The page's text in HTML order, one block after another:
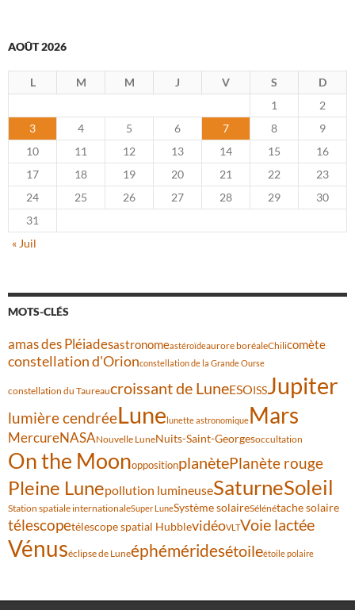
AOÛT 2026
L M M J V S
D
1
2
3
4 5 6 7 8
9
10
11 12 13 14 15
16
17
18 19 20 21 22
23
24
25 26 27 28 29
30
31
« Juil
MOTS-CLÉS
amas des Pléiadesastronomeastéroïdeaurore boréaleChilicomète
constellation d'Orionconstellation de la Grande Ourse
constellation du Taureaucroissant de LuneESOISSJupiter
lumière cendréeLune lunette astronomiqueMars
MercureNASANouvelle LuneNuits-Saint-Georgesoccultation
On the MoonoppositionplanètePlanète rouge
Pleine Lunepollution lumineuseSaturneSoleil
Station spatiale internationaleSuper LuneSystème solaireSélénétache solaire
télescopetélescope spatial HubblevidéoVLTVoie lactée
Vénuséclipse de Luneéphéméridesétoileétoile polaire